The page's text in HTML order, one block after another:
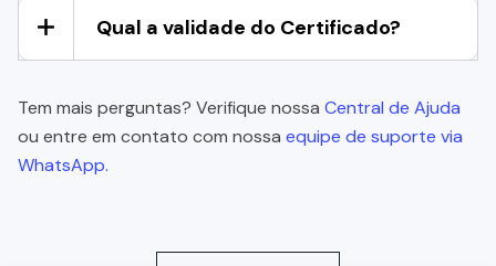
Qual a validade do Certificado?
Tem mais perguntas? Verifique nossa Central de Ajuda
ou entre em contato com nossa equipe de suporte via
WhatsApp.